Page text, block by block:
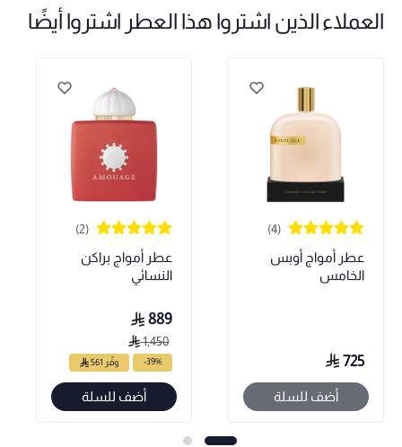
العملاء الذين اشتروا هذا العطر اشتروا أيضًا
(4)
عطر أمواج أوبس
الخامس
725
أضف للسلة
(2)
عطر أمواج براكن
النسائي
889
1,450
-39% وفّر 561
أضف للسلة